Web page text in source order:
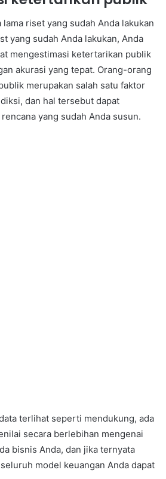
riset yang sudah Anda lakukan
yang sudah Anda lakukan, Anda
mengestimasi ketertarikan publik
akurasi yang tepat. Orang-orang
merupakan salah satu faktor
dan hal tersebut dapat
yang sudah Anda susun.
terlihat seperti mendukung, ada
secara berlebihan mengenai
bisnis Anda, dan jika ternyata
model keuangan Anda dapat